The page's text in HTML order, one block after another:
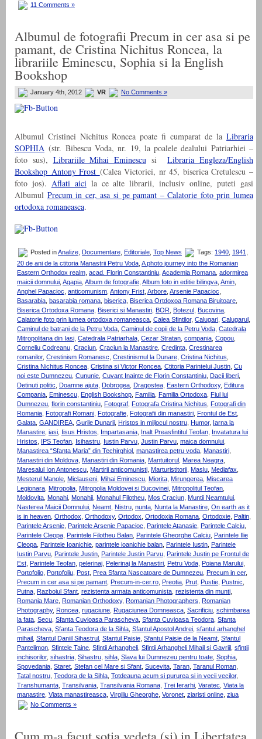
11 Comments »
Albumul de fotografii Precum in cer asa si pe
pamant, de Cristina Nichitus Roncea, la
librariile Eminescu, Sophia si la English
Bookshop
January 4th, 2012 VR No Comments »
Albumul Cristinei Nichitus Roncea poate fi cumparat de la Libraria
SOPHIA (str. Bibescu Voda, nr. 19, la poalele dealului Patriarhiei –
foto sus), Librariile Mihai Eminescu siLibraria Engleza/English
Bookshop Antony Frost (Calea Victoriei, nr 45, biserica Cretulescu –
foto jos). Aflati aicila ce alte librarii, inclusiv online, puteti gasi
Albumul Precum in cer, asa si pe pamant – Calatorie foto prin lumea
ortodoxa romaneasca.
Posted inAnalize Documentare Editoriale Top News Tags: 1940 1941
20 de ani de la ctitoria Manastrii Petru Voda, A photo journey into the Romanian
Eastern Orthodox realm, acad. Florin Constantiniu, Academia Romana, adormirea
maicii domnului, Agapia, Album de fotografie, Album foto in editie bilingva, Amin,
Anghel Papacioc, anticomunism, Antony Frist, Arbore, Arsenie Papacioc,
Basarabia, basarabia romana, biserica, Biserica Ortdoxoa Romana Biruitoare,
Biserica Ortodoxa Romana, Biserici si Manastiri, BOR, Botezul , Bucovina,
Calatorie foto prin lumea ortodoxa romaneasca, Calea Sfintilor, Calugari, Calugarul ,
Caminul de batrani de la Petru Voda, Caminul de copii de la Petru Voda, Catedrala
Mitropolitana din Iasi, Catedrala Patriarhala, Cezar Stratan, compania, Copou,
Corneliu Codreanu, Craciun, Craciun la Manastire, Credinta, Crestinarea
romanilor, Crestinism Romanesc, Crestinismul la Dunare, Cristina Nichitus,
Cristina Nichitus Roncea, Cristina si Victor Roncea, Ctitoria Parintelui Justin, Cu
noi este Dumnezeu, Cununie, Cuvant Inainte de Florin Constantiniu, Dacii liberi,
Detinuti politic, Doamne ajuta, Dobrogea, Dragostea, Eastern Orthodoxy, Editura
Compania, Eminescu, English Bookshop, Familia, Familia Ortodoxa, Fiul lui
Dumnezeu, florin constantiniu, Fotograf, Fotografa Cristina Nichitus, Fotografi din
Romania, Fotografi Romani, Fotografie, Fotografii din manastiri, Frontul de Est,
Galata, GANDIREA, Gurile Dunarii, Hristos in mijlocul nostru, Humor, Iarna la
Manastire, iasi, Iisus Hristos, Impartasania, Inalt Preasfintitul Teofan, Invatatura lui
Hristos, IPS Teofan, Isihastru, Iustin Parvu, Justin Parvu, maica domnului,
Manastirea “Sfanta Maria” din Techirghiol , manastirea petru voda, Manastiri,
Manastiri din Moldova, Manastiri din Romania, Mantuitorul , Marea Neagra,
Maresalul Ion Antonescu, Martirii anticomunisti, Marturistitorii, Maslu, Mediafax,
Mesterul Manole, Miclauseni, Mihai Eminescu, Miorita, Mirungerea, Miscarea
Legionara, Mitropolia, Mitropolia Moldovei si Bucovinei, Mitropolitul Teofan,
Moldovita, Monahi, Monahii, Monahul Filotheu, Mos Craciun, Muntii Neamtului,
Nasterea Maicii Domnului, Neamt, Nistru, nunta, Nunta la Manastire, On earth as it
is in heaven, Orthodox, Orthodoxy, Ortodox, Ortodoxia Romana, Ortodoxie, Paltin,
Parintele Arsenie, Parintele Arsenie Papacioc, Parintele Atanasie, Parintele Calciu,
Parintele Cleopa, Parintele Filotheu Balan, Parintele Gheorghe Calciu, Parintele Ilie
Cleopa, Parintele Ioanichie, parintele ioanichie balan, Parintele Iustin, Parintele
Iustin Parvu, Parintele Justin, Parintele Justin Parvu, Parintele Justin pe Frontul de
Est, Parintele Teofan, pelerinaj, Pelerinaj la Manastiri, Petru Voda, Poiana Marului,
Portofolio, Portofoliu, Post, Prea Sfanta Nascatoare de Dumnezeu, Precum in cer,
Precum in cer asa si pe pamant, Precum-in-cer.ro, Preotia, Prut, Pustie, Pustnic,
Putna, Razboiul Sfant, rezistenta armata anticomunista, rezistenta din munti,
Romania Mare, Romanian Orthodoxy, Romanian Photographers, Romanian
Photography, Roncea, rugaciune, Rugaciunea Domneasca, Sacrificiu, schimbarea
la fata, Secu, Sfanta Cuvioasa Parascheva, Sfanta Cuvioasa Teodora, Sfanta
Parascheva, Sfanta Teodora de la Sihla, Sfantul Apostol Andrei, sfantul arhanghel
mihail , Sfantul Daniil Sihastrul , Sfantul Paisie, Sfantul Paisie de la Neamt, Sfantul
Pantelimon, Sfintele Taine, Sfintii Arhangheli, Sfintii Arhangheli Mihail si Gavriil , sfintii
inchisorilor, sihastria, Sihastru, sihla, Slava lui Dumnezeu pentru toate, Sophia,
Spovedania, Staret, Stefan cel Mare si Sfant, Sucevita, Taran, Taranul Roman,
Tatal nostru, Teodora de la Sihla, Totdeauna acum si pururea si in vecii vecilor,
Transhumanta, Transilvania, Transilvania Romana, Trei Ierarhi, Varatec, Viata la
manastire, Viata manastireasca, Virgiliu Gheorghe, Voronet, ziaristi online, ziua
No Comments »